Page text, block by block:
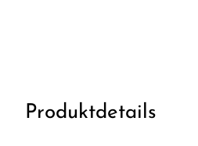
Produktdetails